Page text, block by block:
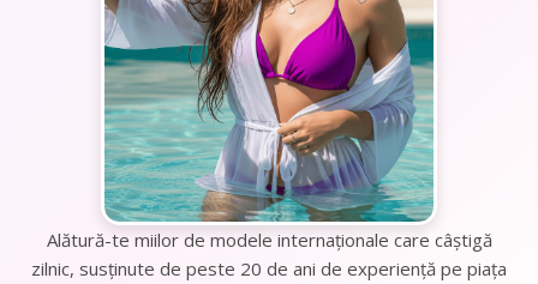
Alătură-te miilor de modele internaționale care câștigă
zilnic, susținute de peste 20 de ani de experiență pe piața